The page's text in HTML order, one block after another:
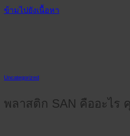
ข้ามไปยังเนื้อหา
Uncategorized
พลาสติก SAN คืออะไร